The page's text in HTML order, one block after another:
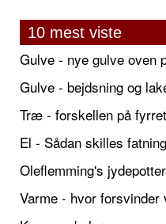
10 mest viste
Gulve - nye gulve oven
Gulve - bejdsning og
Træ - forskellen på
El - Sådan skilles
Oleflemming's jydepotter
Varme - hvor forsvinder